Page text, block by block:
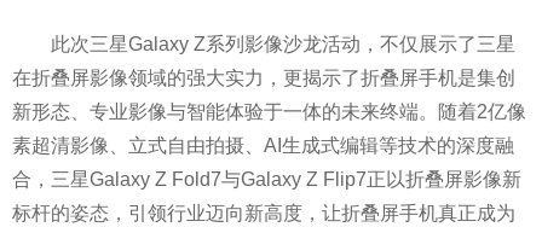
此次三星Galaxy Z系列影像沙龙活动，不仅展示了三星
在折叠屏影像领域的强大实力，更揭示了折叠屏手机是集创
新形态、专业影像与智能体验于一体的未来终端。随着2亿像
素超清影像、立式自由拍摄、AI生成式编辑等技术的深度融
合，三星Galaxy Z Fold7与Galaxy Z Flip7正以折叠屏影像新
标杆的姿态，引领行业迈向新高度，让折叠屏手机真正成为